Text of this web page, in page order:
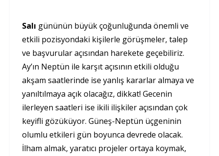
Salı gününün büyük çoğunluğunda önemli ve
etkili pozisyondaki kişilerle görüşmeler, talep
ve başvurular açısından harekete geçebiliriz.
Ay’ın Neptün ile karşıt açısının etkili olduğu
akşam saatlerinde ise yanlış kararlar almaya ve
yanıltılmaya açık olacağız, dikkat! Gecenin
ilerleyen saatleri ise ikili ilişkiler açısından çok
keyifli gözüküyor. Güneş-Neptün üçgeninin
olumlu etkileri gün boyunca devrede olacak.
İlham almak, yaratıcı projeler ortaya koymak,